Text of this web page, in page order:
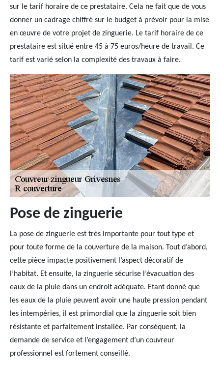
sur le tarif horaire de ce prestataire. Cela ne fait que de vous
donner un cadrage chiffré sur le budget à prévoir pour la mise
en œuvre de votre projet de zinguerie. Le tarif horaire de ce
prestataire est situé entre 45 à 75 euros/heure de travail. Ce
tarif est varié selon la complexité des travaux à faire.
Pose de zinguerie
La pose de zinguerie est très importante pour tout type et
pour toute forme de la couverture de la maison. Tout d’abord,
cette pièce impacte positivement l’aspect décoratif de
l’habitat. Et ensuite, la zinguerie sécurise l’évacuation des
eaux de la pluie dans un endroit adéquate. Etant donné que
les eaux de la pluie peuvent avoir une haute pression pendant
les intempéries, il est primordial que la zinguerie soit bien
résistante et parfaitement installée. Par conséquent, la
demande de service et l’engagement d’un couvreur
professionnel est fortement conseillé.